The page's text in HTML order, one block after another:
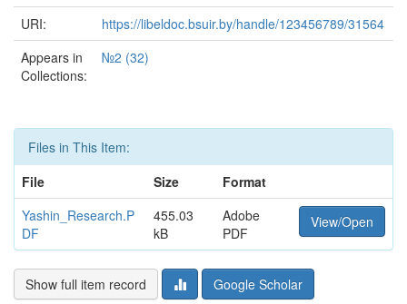
URI:
https://libeldoc.bsuir.by/handle/123456789/31564
Appears in
Collections:
№2 (32)
Files in This Item:
File
Size
Format
Yashin_Research.P
DF
455.03
kB
Adobe
PDF
View/Open
Show full item record Google Scholar